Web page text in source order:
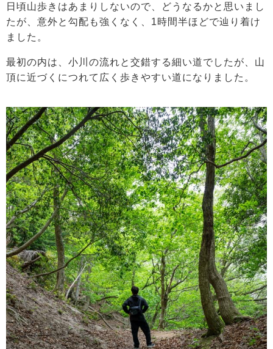
日頃山歩きはあまりしないので、どうなるかと思いまし
たが、意外と勾配も強くなく、1時間半ほどで辿り着け
ました。
最初の内は、小川の流れと交錯する細い道でしたが、山
頂に近づくにつれて広く歩きやすい道になりました。